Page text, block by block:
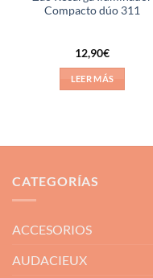
Compacto dúo 311
12,90€
LEER MÁS
CATEGORÍAS
ACCESORIOS
AUDACIEUX